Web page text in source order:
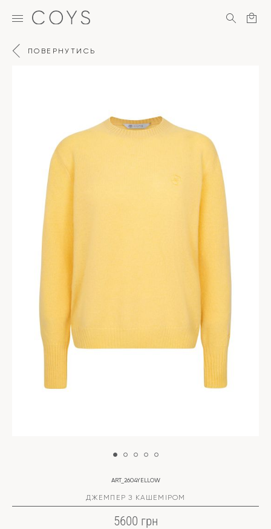
ПОВЕРНУТИСЬ
ART_2604YELLOW
ДЖЕМПЕР З КАШЕМІРОМ
5600 грн